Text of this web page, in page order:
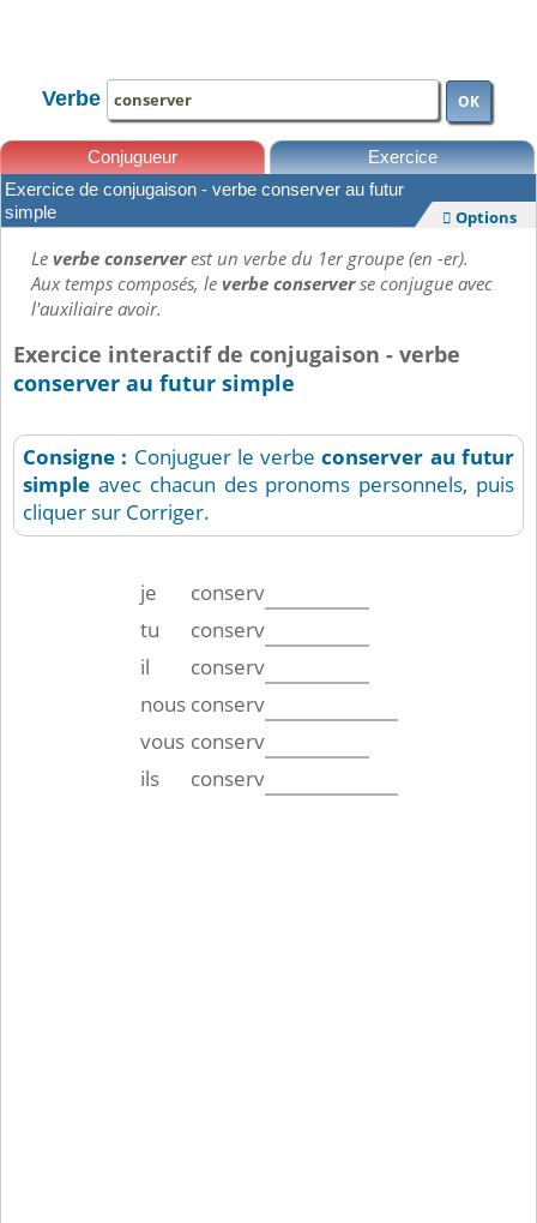
Verbe OK
Conjugueur Exercice
Exercice de conjugaison - verbe conserver au futur
simple
 Options
Leverbe conserverest un verbe du 1er groupe (en -er).
Aux temps composés, leverbe conserverse conjugue avec
l'auxiliaire avoir.
Exercice interactif de conjugaison - verbe
conserver au futur simple
Consigne : Conjuguer le verbeconserver au futur
simple avec chacun des pronoms personnels, puis
cliquer sur Corriger.
je
conserv
tu
conserv
il
conserv
nous conserv
vous conserv
ils
conserv